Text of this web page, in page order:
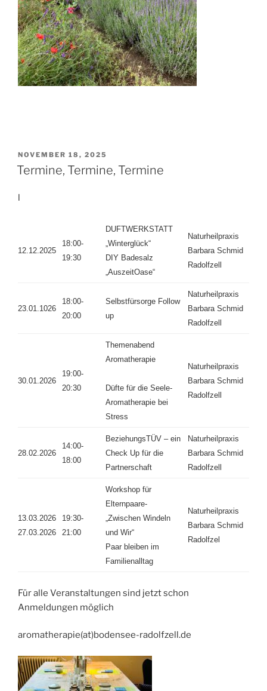
VERÖFFENTLICHT
AM
NOVEMBER 18, 2025
Termine, Termine, Termine
l
12.12.2025
18:00-
19:30
DUFTWERKSTATT
„Winterglück“
DIY Badesalz
„AuszeitOase“
Naturheilpraxis
Barbara Schmid
Radolfzell
23.01.1026
18:00-
20:00
Selbstfürsorge Follow
up
Naturheilpraxis
Barbara Schmid
Radolfzell
30.01.2026
19:00-
20:30
Themenabend
Aromatherapie
Düfte für die Seele-
Aromatherapie bei
Stress
Naturheilpraxis
Barbara Schmid
Radolfzell
28.02.2026
14:00-
18:00
BeziehungsTÜV – ein
Check Up für die
Partnerschaft
Naturheilpraxis
Barbara Schmid
Radolfzell
13.03.2026
27.03.2026
19:30-
21:00
Workshop für
Elternpaare-
„Zwischen Windeln
und Wir“
Paar bleiben im
Familienalltag
Naturheilpraxis
Barbara Schmid
Radolfzel
Für alle Veranstaltungen sind jetzt schon
Anmeldungen möglich
aromatherapie(at)bodensee-radolfzell.de